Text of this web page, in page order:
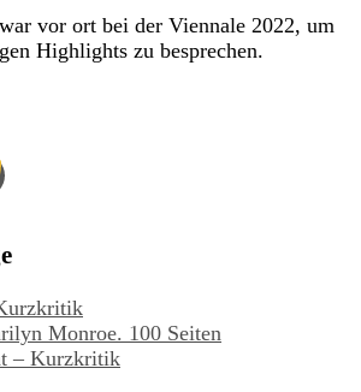
vor ort bei der Viennale 2022, um
Highlights zu besprechen.
Monroe. 100 Seiten
– Kurzkritik